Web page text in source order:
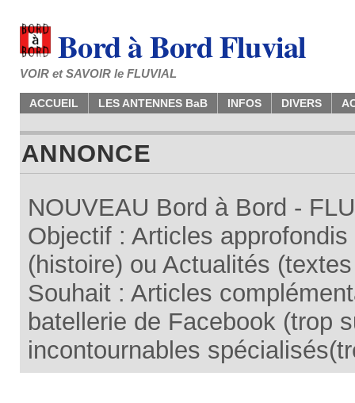
Bord à Bord Fluvial
VOIR et SAVOIR le FLUVIAL
ACCUEIL LES ANTENNES BaB INFOS DIVERS
ANNONCE
NOUVEAU Bord à Bord -
Objectif : Articles
(histoire) ou Actualités
Souhait : Articles
batellerie de Facebook (trop
incontournables